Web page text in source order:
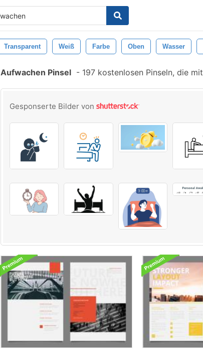
Transparent Weiß Farbe Oben Wasser
Aufwachen Pinsel - 197 kostenlosen Pinseln, die mit
Gesponserte Bilder von